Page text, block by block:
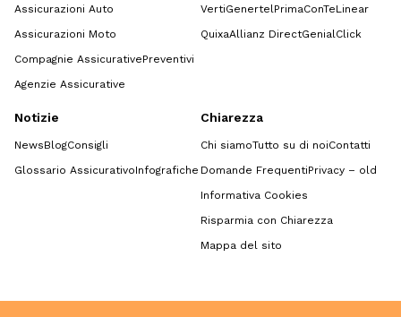
Assicurazioni Auto
Assicurazioni Moto
Compagnie AssicurativePreventivi
Agenzie Assicurative
VertiGenertelPrimaConTeLinear
QuixaAllianz DirectGenialClick
Notizie
NewsBlogConsigli
Glossario AssicurativoInfografiche
Chiarezza
Chi siamoTutto su di noiContatti
Domande FrequentiPrivacy – old
Informativa Cookies
Risparmia con Chiarezza
Mappa del sito